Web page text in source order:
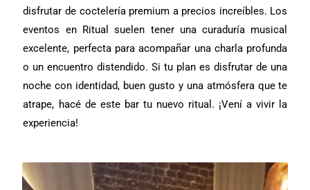
disfrutar de coctelería premium a precios increíbles. Los
eventos en Ritual suelen tener una curaduría musical
excelente, perfecta para acompañar una charla profunda
o un encuentro distendido. Si tu plan es disfrutar de una
noche con identidad, buen gusto y una atmósfera que te
atrape, hacé de este bar tu nuevo ritual. ¡Vení a vivir la
experiencia!